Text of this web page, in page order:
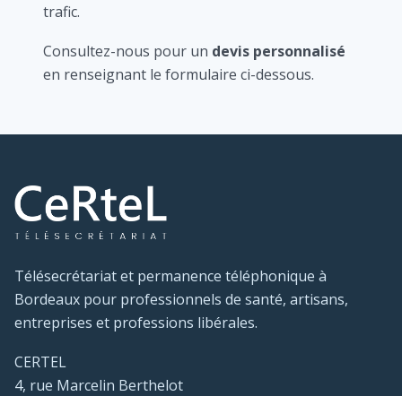
trafic.
Consultez-nous pour un devis personnalisé
en renseignant le formulaire ci-dessous.
Télésecrétariat et permanence téléphonique à
Bordeaux pour professionnels de santé, artisans,
entreprises et professions libérales.
CERTEL
4, rue Marcelin Berthelot